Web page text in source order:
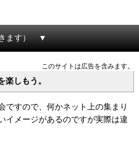
ます）
このサイトは広告を含みます。
楽しもう。
ですので、何かネット上の集まり
イメージがあるのですが実際は違